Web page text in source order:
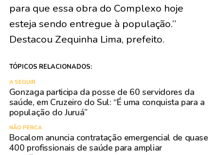
para que essa obra do Complexo hoje
esteja sendo entregue à população.”
Destacou Zequinha Lima, prefeito.
TÓPICOS RELACIONADOS:
A SEGUIR
Gonzaga participa da posse de 60 servidores da
saúde, em Cruzeiro do Sul: “É uma conquista para a
população do Juruá”
NÃO PERCA
Bocalom anuncia contratação emergencial de quase
400 profissionais de saúde para ampliar